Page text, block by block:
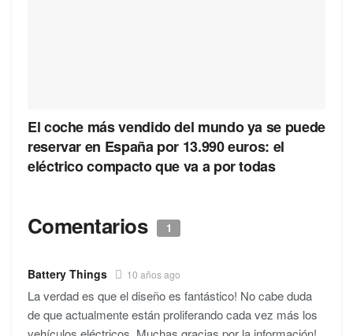
El coche más vendido del mundo ya se puede
reservar en España por 13.990 euros: el
eléctrico compacto que va a por todas
Comentarios 1
Battery Things 10 años ago
La verdad es que el diseño es fantástico! No cabe duda
de que actualmente están proliferando cada vez más los